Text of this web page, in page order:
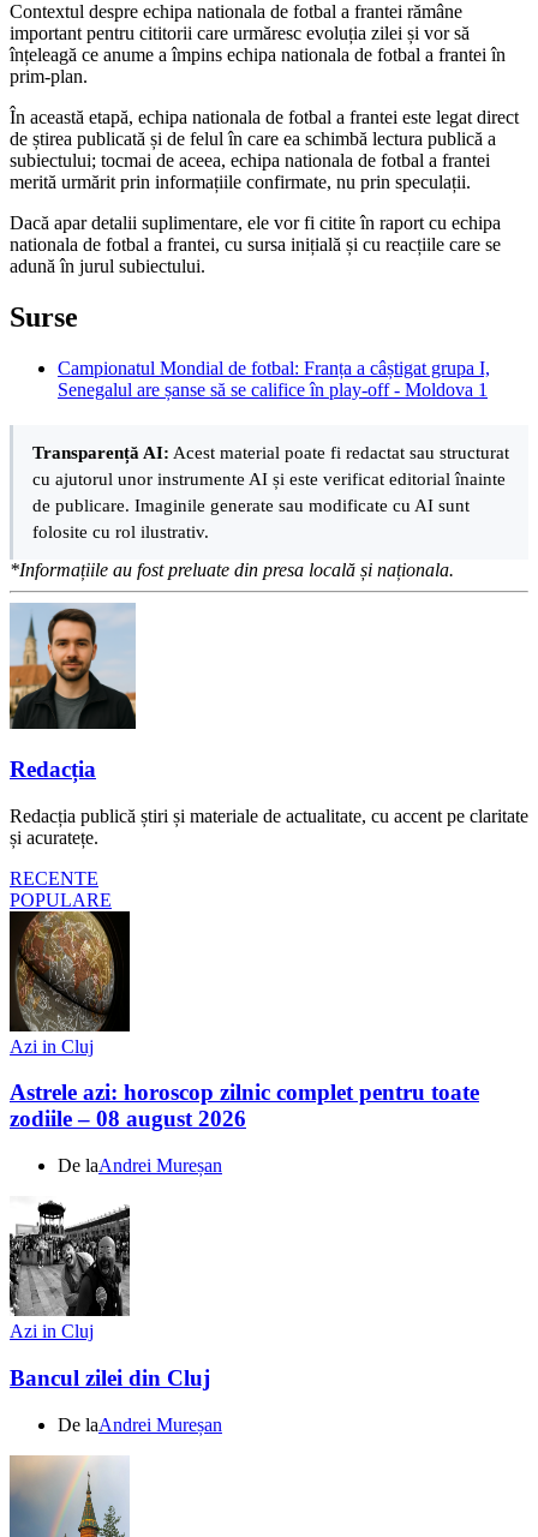
Contextul despre echipa nationala de fotbal a frantei rămâne
important pentru cititorii care urmăresc evoluția zilei și vor să
înțeleagă ce anume a împins echipa nationala de fotbal a frantei în
prim-plan.
În această etapă, echipa nationala de fotbal a frantei este legat direct
de știrea publicată și de felul în care ea schimbă lectura publică a
subiectului; tocmai de aceea, echipa nationala de fotbal a frantei
merită urmărit prin informațiile confirmate, nu prin speculații.
Dacă apar detalii suplimentare, ele vor fi citite în raport cu echipa
nationala de fotbal a frantei, cu sursa inițială și cu reacțiile care se
adună în jurul subiectului.
Surse
Campionatul Mondial de fotbal: Franța a câștigat grupa I,
Senegalul are șanse să se califice în play-off - Moldova 1
Transparență AI: Acest material poate fi redactat sau structurat
cu ajutorul unor instrumente AI și este verificat editorial înainte
de publicare. Imaginile generate sau modificate cu AI sunt
folosite cu rol ilustrativ.
*Informațiile au fost preluate din presa locală și naționala.
Redacția
Redacția publică știri și materiale de actualitate, cu accent pe claritate
și acuratețe.
RECENTE
POPULARE
Azi in Cluj
Astrele azi: horoscop zilnic complet pentru toate
zodiile – 08 august 2026
De laAndrei Mureșan
Azi in Cluj
Bancul zilei din Cluj
De laAndrei Mureșan